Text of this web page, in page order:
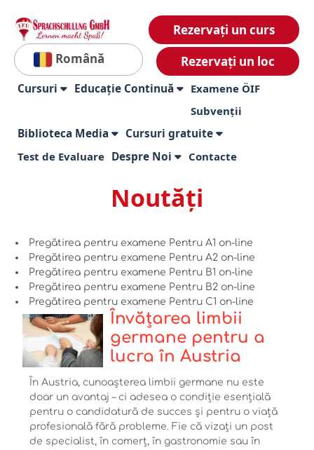
Română
Rezervați un curs
Rezervați un loc
Cursuri Educație Continuă
Examene ÖIF
Subvenții
Biblioteca Media Cursuri gratuite
Test de Evaluare Despre Noi Contacte
Noutăți
Pregătirea pentru examene Pentru A1 on-line
Pregătirea pentru examene Pentru A2 on-line
Pregătirea pentru examene Pentru B1 on-line
Pregătirea pentru examene Pentru B2 on-line
Pregătirea pentru examene Pentru C1 on-line
Învățarea limbii
germane pentru a
lucra în Austria
În Austria, cunoașterea limbii germane nu este
doar un avantaj – ci adesea o condiție esențială
pentru o candidatură de succes și pentru o viață
profesională fără probleme. Fie că vizați un post
de specialist, în comerț, în gastronomie sau în